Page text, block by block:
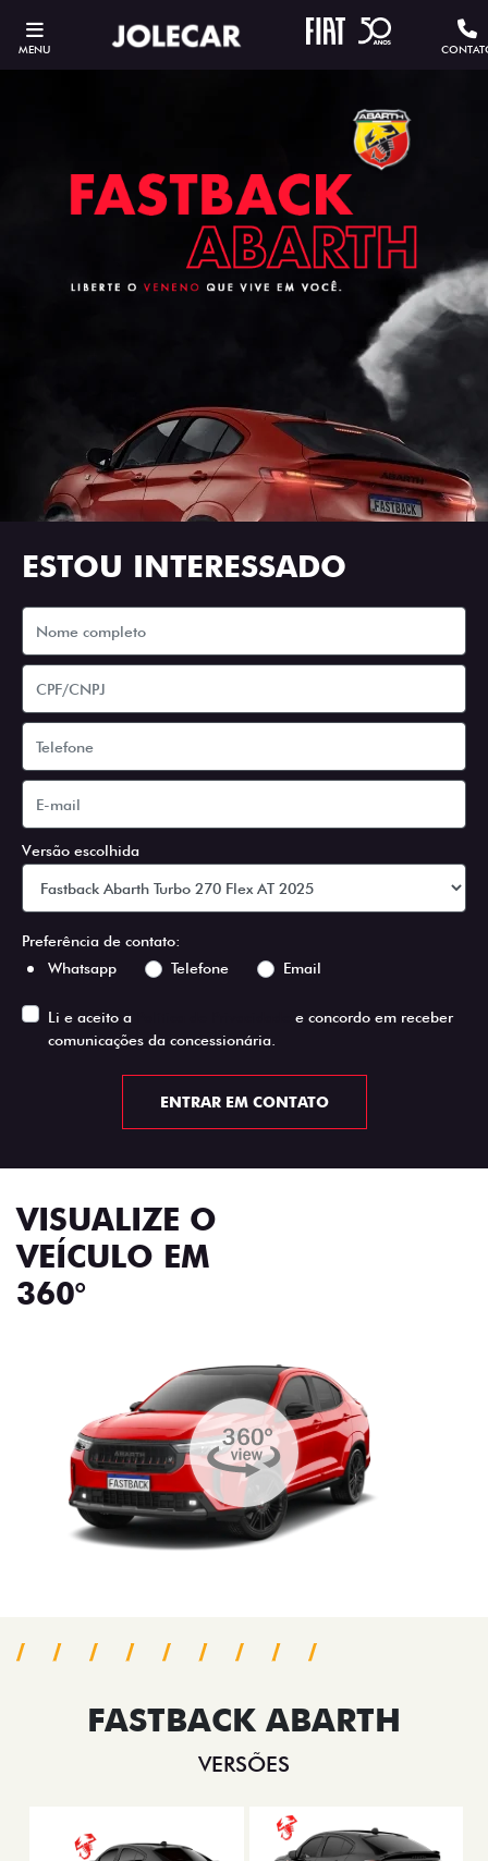
MENU
ESTOU INTERESSADO
Versão escolhida
Preferência de contato:
Whatsapp
Telefone Email
Li e aceito a
e concordo em receber
comunicações da concessionária.
ENTRAR EM CONTATO
VISUALIZE O
VEÍCULO EM
360°
FASTBACK ABARTH
VERSÕES